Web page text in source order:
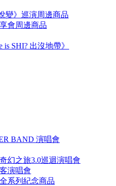
變》巡演周邊商品
會周邊商品
is SHI? 出沒地帶》
BAND 演唱會
幻之旅3.0巡迴演唱會
演唱會
系列紀念商品